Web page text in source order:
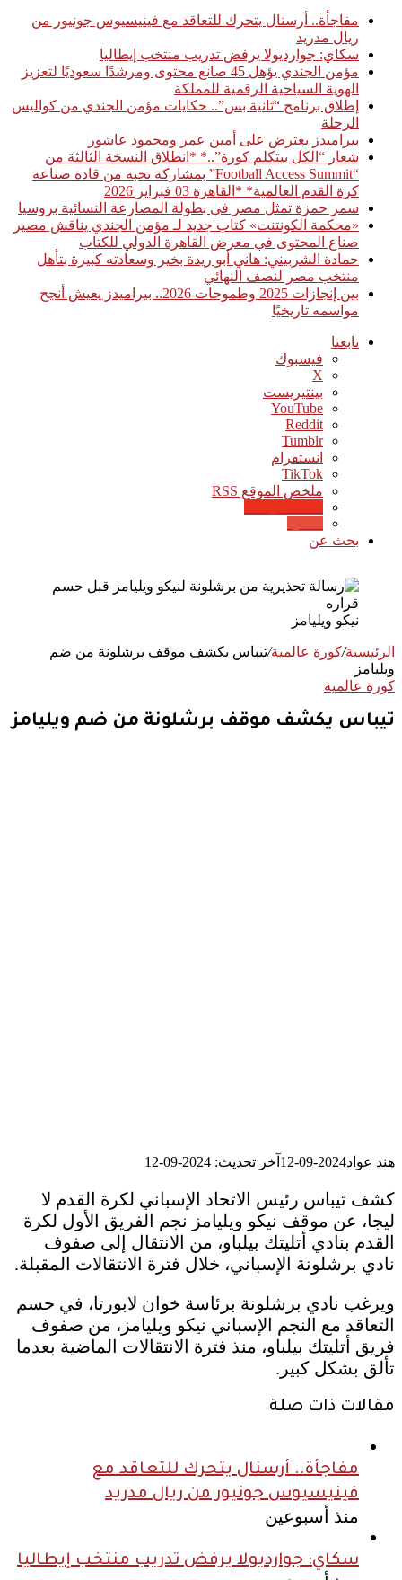
مفاجأة.. أرسنال يتحرك للتعاقد مع فينيسيوس جونيور من
ريال مدريد
سكاي: جوارديولا يرفض تدريب منتخب إيطاليا
مؤمن الجندي يؤهل 45 صانع محتوى ومرشدًا سعوديًا لتعزيز
الهوية السياحية الرقمية للمملكة
إطلاق برنامج “ثانية بس”.. حكايات مؤمن الجندي من كواليس
الرحلة
بيراميدز يعترض على أمين عمر ومحمود عاشور
شعار “الكل بيتكلم كورة”..* *انطلاق النسخة الثالثة من
“Football Access Summit” بمشاركة نخبة من قادة صناعة
كرة القدم العالمية* *القاهرة 03 فبراير 2026
سمر حمزة تمثل مصر في بطولة المصارعة النسائية بروسيا
«محكمة الكونتنت» كتاب جديد لـ مؤمن الجندي يناقش مصير
صناع المحتوى في معرض القاهرة الدولي للكتاب
حمادة الشربيني: هاني أبو ريدة بخير وسعادته كبيرة بتأهل
منتخب مصر لنصف النهائي
بين إنجازات 2025 وطموحات 2026.. بيراميدز يعيش أنجح
مواسمه تاريخيًا
تابعنا
فيسبوك
‫X
بينتيريست
‫YouTube
انستقرام
‫TikTok
ملخص الموقع RSS
بحث عن
نيكو ويليامز
الرئيسية/كورة عالمية/تيباس يكشف موقف برشلونة من ضم
ويليامز
كورة عالمية
تيباس يكشف موقف برشلونة من ضم ويليامز
هند عواد2024-09-12 آخر تحديث: 2024-09-12
كشف تيباس رئيس الاتحاد الإسباني لكرة القدم لا
ليجا، عن موقف نيكو ويليامز نجم الفريق الأول لكرة
القدم بنادي أتليتك بيلباو، من الانتقال إلى صفوف
نادي برشلونة الإسباني، خلال فترة الانتقالات المقبلة.
ويرغب نادي برشلونة برئاسة خوان لابورتا، في حسم
التعاقد مع النجم الإسباني نيكو ويليامز، من صفوف
فريق أتليتك بيلباو، منذ فترة الانتقالات الماضية بعدما
تألق بشكل كبير.
مقالات ذات صلة
مفاجأة.. أرسنال يتحرك للتعاقد مع
فينيسيوس جونيور من ريال مدريد
منذ أسبوعين
سكاي: جوارديولا يرفض تدريب منتخب إيطاليا